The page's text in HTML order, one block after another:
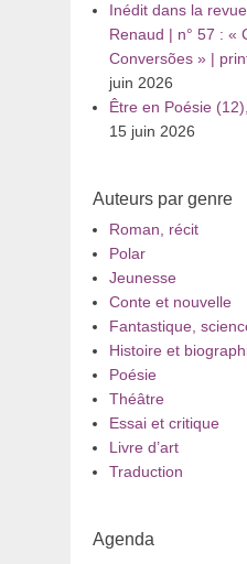
Inédit dans la
Renaud | n° 57 : «
Conversões » |
juin 2026
Être en Poésie
15 juin 2026
Auteurs par genre
Roman, récit
Polar
Jeunesse
Conte et nouvelle
Fantastique,
Histoire et
Poésie
Théâtre
Essai et critique
Livre d’art
Traduction
Agenda